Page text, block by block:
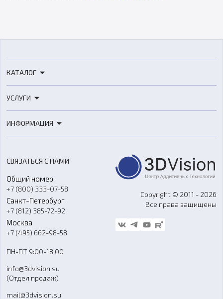
КАТАЛОГ
3D-сканеры
Расходные материалы
Оборудование и материалы для вакуумного литья
Аксессуары и прочее оборудование
Программное обеспечение
УСЛУГИ
3D-моделирование
Ремонт и услуги
ИНФОРМАЦИЯ
О компании
Контакты
Гос. закупки
Стать дилером
Блог
FAQ
СВЯЗАТЬСЯ С НАМИ
Общий номер
+7 (800) 333-07-58
Санкт-Петербург
+7 (812) 385-72-92
Москва
+7 (495) 662-98-58
ПН-ПТ 9:00-18:00
info@3dvision.su
(Отдел продаж)
mail@3dvision.su
Copyright © 2011 - 2026
Все права защищены